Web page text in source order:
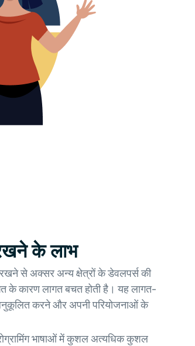
के लाभ
से अक्सर अन्य क्षेत्रों के डेवलपर्स की
के कारण लागत बचत होती है। यह लागत-
करने और अपनी परियोजनाओं के
भाषाओं में कुशल अत्यधिक कुशल